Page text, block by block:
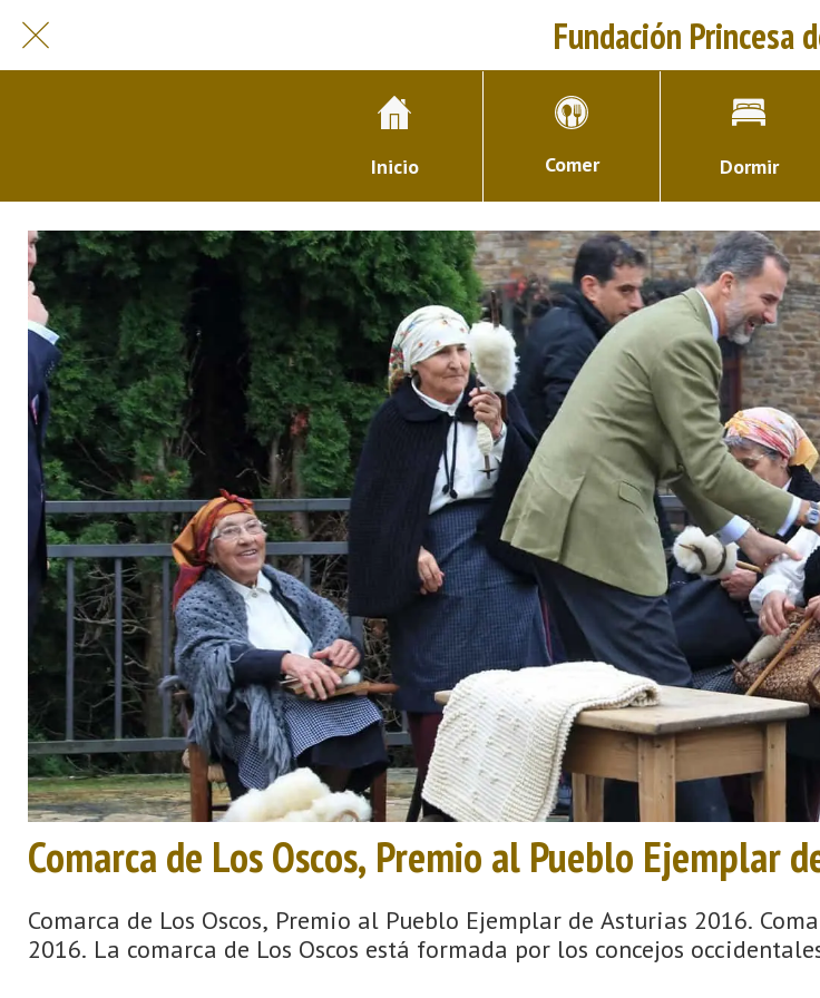
Fundación Princesa
Inicio Comer Dormir
Comarca de Los Oscos, Premio al Pueblo Ejemplar
Comarca de Los Oscos, Premio al Pueblo Ejemplar de Asturias 2016.
2016. La comarca de Los Oscos está formada por los concejos